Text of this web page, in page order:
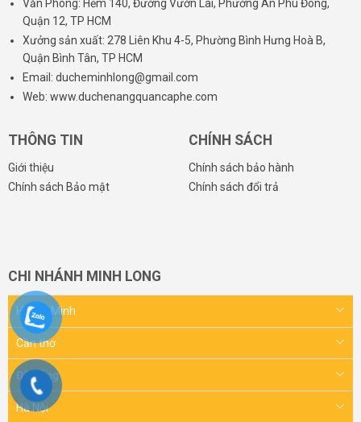
Văn Phòng: Hẻm 140, Đường Vườn Lài, Phường An Phú Đông,
Quận 12, TP HCM
Xưởng sản xuất: 278 Liên Khu 4-5, Phường Bình Hưng Hoà B,
Quận Bình Tân, TP HCM
Email: ducheminhlong@gmail.com
Web: www.duchenangquancaphe.com
THÔNG TIN
Giới thiệu
Chính sách Bảo mật
CHÍNH SÁCH
Chính sách bảo hành
Chính sách đổi trả
CHI NHÁNH MINH LONG
Hồ Chí Minh
Cần thơ
Đà Nẵng
Hà Nội